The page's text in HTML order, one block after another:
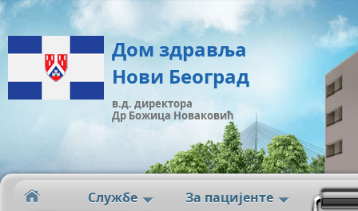
Дом здравља
Нови Београд
в.д. директора
Др Божица Новаковић
Службе За пацијенте